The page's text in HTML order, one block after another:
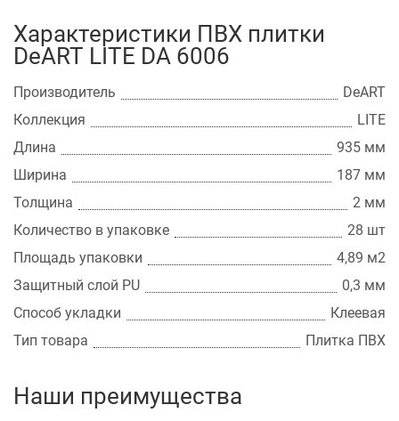
Характеристики ПВХ плитки
DeART LITE DA 6006
Производитель
DeART
Коллекция
LITE
Длина
935 мм
Ширина
187 мм
Толщина
2 мм
Количество в упаковке
28 шт
Площадь упаковки
4,89 м2
Защитный слой PU
0,3 мм
Способ укладки
Клеевая
Тип товара
Плитка ПВХ
Наши преимущества